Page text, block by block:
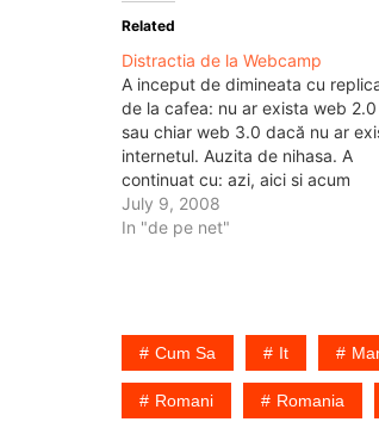
Related
Distractia de la Webcamp
A inceput de dimineata cu
de la cafea: nu ar exista web 2.0
sau chiar web 3.0 dacă nu ar
internetul. Auzita de nihasa. A
continuat cu: azi, aici si acum
lansam un website 3d, el va fi
disponibil pe internet de maine.
July 9, 2008
In "de pe net"
Cum Sa It
Romani Romania